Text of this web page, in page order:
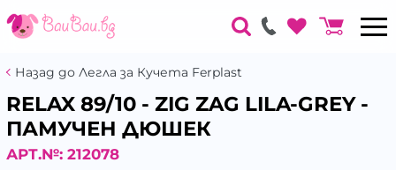
Назад до Легла за Кучета Ferplast
RELAX 89/10 - ZIG ZAG LILA-GREY -
ПАМУЧЕН ДЮШЕК
АРТ.№: 212078